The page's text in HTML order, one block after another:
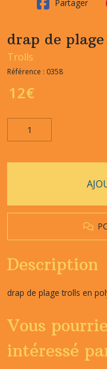
Partager
drap de
Trolls
Référence : 0358
12€
Description
drap de plage trolls en
Vous
intéressé